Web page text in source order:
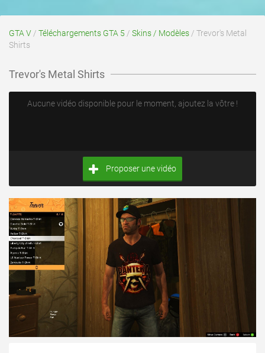
GTA V / Téléchargements GTA 5 / Skins / Modèles / Trevor's Metal
Shirts
Trevor's Metal Shirts
Aucune vidéo disponible pour le moment, ajoutez la vôtre !
Proposer une vidéo